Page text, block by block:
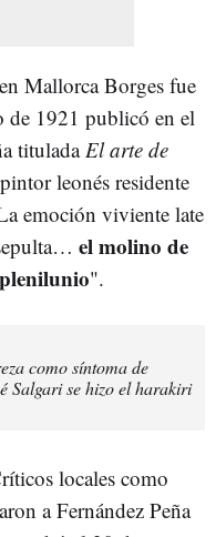
Mallorca Borges fue
de 1921 publicó en el
tituladaEl arte de
leonés residente
emoción viviente late
el molino de
".
como síntoma de
Salgari se hizo el harakiri
locales como
a Fernández Peña